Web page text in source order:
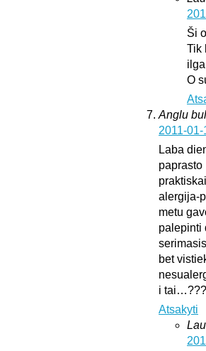
Ši
Tik
O
Anglu
2011-
Laba
paprasto
alergija-
metu
palepinti
bet
i tai…???
Atsakyti